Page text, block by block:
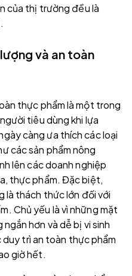
của thị trường đều là
và an toàn
thực phẩm là một trong
tiêu dùng khi lựa
càng ưa thích các loại
các sản phẩm nông
lên các doanh nghiệp
thực phẩm. Đặc biệt,
là thách thức lớn đối với
Chủ yếu là vì những mặt
hơn và dễ bị vi sinh
trì an toàn thực phẩm
giờ hết.